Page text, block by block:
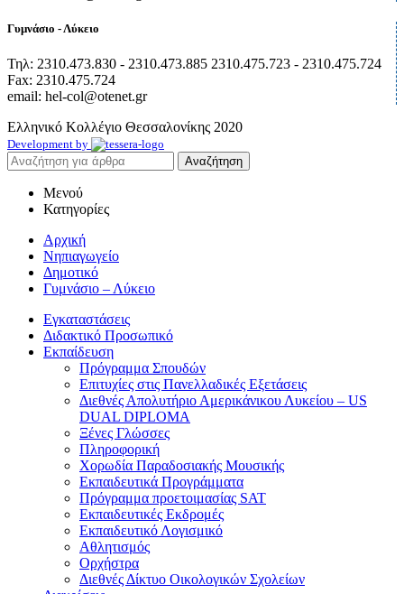
Γυμνάσιο - Λύκειο
Τηλ: 2310.473.830 - 2310.473.885 2310.475.723 - 2310.475.724
Fax: 2310.475.724
email: hel-col@otenet.gr
Ελληνικό Κολλέγιο Θεσσαλονίκης 2020
Development by
Αναζήτηση
Μενού
Κατηγορίες
Αρχική
Νηπιαγωγείο
Δημοτικό
Γυμνάσιο – Λύκειο
Εγκαταστάσεις
Διδακτικό Προσωπικό
Εκπαίδευση
Πρόγραμμα Σπουδών
Επιτυχίες στις Πανελλαδικές Εξετάσεις
Διεθνές Απολυτήριο Αμερικάνικου Λυκείου – US
DUAL DIPLOMA
Ξένες Γλώσσες
Πληροφορική
Χορωδία Παραδοσιακής Μουσικής
Εκπαιδευτικά Προγράμματα
Πρόγραμμα προετοιμασίας SAT
Εκπαιδευτικές Εκδρομές
Εκπαιδευτικό Λογισμικό
Αθλητισμός
Ορχήστρα
Διεθνές Δίκτυο Οικολογικών Σχολείων